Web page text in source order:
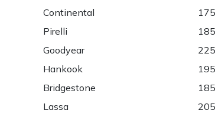
Continental
Pirelli
Goodyear
Hankook
Bridgestone
Lassa